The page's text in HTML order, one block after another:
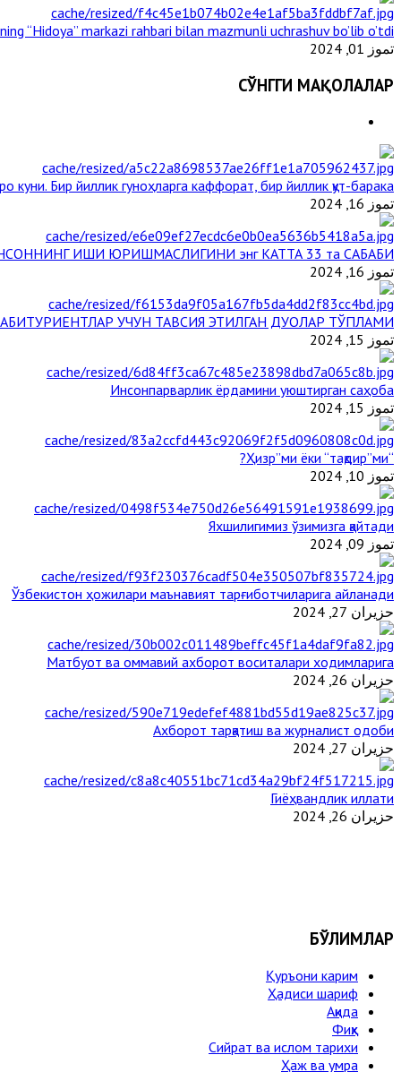
“Hidoya” markazi rahbari bilan mazmunli uchrashuv bo’lib o’tdi
تموز 01, 2024
СЎНГГИ МАҚОЛАЛАР
куни. Бир йиллик гуноҳларга каффорат, бир йиллик қут-барака
تموز 16, 2024
ИШИ ЮРИШМАСЛИГИНИ энг КАТТА 33 та САБАБИ
تموز 16, 2024
АБИТУРИЕНТЛАР УЧУН ТАВСИЯ ЭТИЛГАН ДУОЛАР ТЎПЛАМИ
تموز 15, 2024
Инсонпарварлик ёрдамини уюштирган саҳоба
تموز 15, 2024
“Ҳизр”ми ёки “тақдир”ми?
تموز 10, 2024
Яхшилигимиз ўзимизга қайтади
تموز 09, 2024
Ўзбекистон ҳожилари маънавият тарғиботчиларига айланади
حزيران 27, 2024
Матбуот ва оммавий ахборот воситалари ходимларига
حزيران 26, 2024
Ахборот тарқатиш ва журналист одоби
حزيران 27, 2024
Гиёҳвандлик иллати
حزيران 26, 2024
БЎЛИМЛАР
Қуръони карим
Ҳадиси шариф
Ақида
Фиқҳ
Сийрат ва ислом тарихи
Ҳаж ва умра